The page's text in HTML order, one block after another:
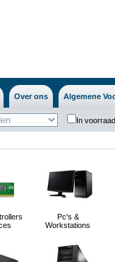
Over ons Algemene
In
Pc's &
Workstations